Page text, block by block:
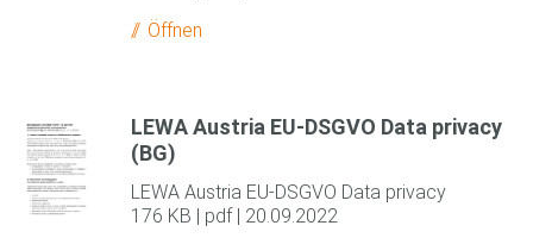
Öffnen
LEWA Austria EU-DSGVO Data privacy
(BG)
LEWA Austria EU-DSGVO Data privacy
176 KB | pdf | 20.09.2022